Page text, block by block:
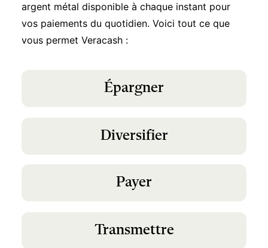
argent métal disponible à chaque instant pour
vos paiements du quotidien. Voici tout ce que
vous permet Veracash :
Épargner
Diversifier
Payer
Transmettre